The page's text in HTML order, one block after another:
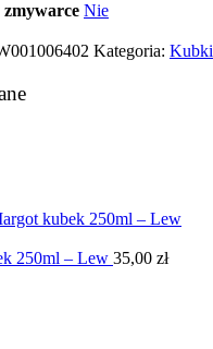
Nie
Kategoria: Kubki
250ml – Lew 35,00 zł